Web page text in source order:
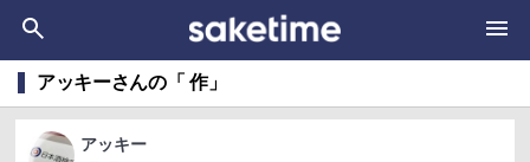
アッキーさんの「 作」
アッキー